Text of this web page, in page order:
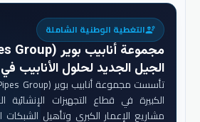
engineeringالتغطية الوطنية الشاملة
مجموعة أنابيب بوير (Bwer Pipes Group)
الجيل الجديد لحلول الأنابيب في
الكبيرة في قطاع التجهيزات